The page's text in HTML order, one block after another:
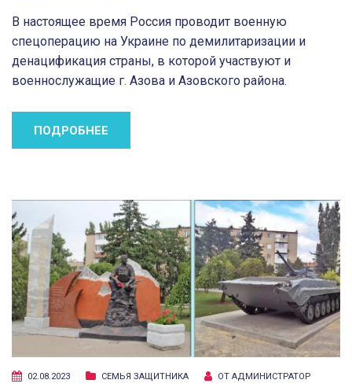
В настоящее время Россия проводит военную
спецоперацию на Украине по демилитаризации и
денацификация страны, в которой участвуют и
военнослужащие г. Азова и Азовского района.
ПОДРОБНЕЕ
02.08.2023 СЕМЬЯ ЗАЩИТНИКА ОТ АДМИНИСТРАТОР